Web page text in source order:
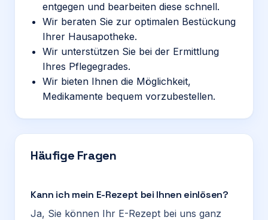
entgegen und bearbeiten diese schnell.
Wir beraten Sie zur optimalen Bestückung
Ihrer Hausapotheke.
Wir unterstützen Sie bei der Ermittlung
Ihres Pflegegrades.
Wir bieten Ihnen die Möglichkeit,
Medikamente bequem vorzubestellen.
Häufige Fragen
Kann ich mein E-Rezept bei Ihnen einlösen?
Ja, Sie können Ihr E-Rezept bei uns ganz